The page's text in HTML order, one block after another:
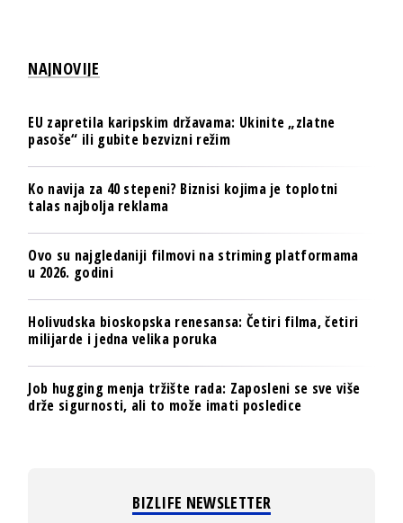
NAJNOVIJE
EU zapretila karipskim državama: Ukinite „zlatne
pasoše“ ili gubite bezvizni režim
Ko navija za 40 stepeni? Biznisi kojima je toplotni
talas najbolja reklama
Ovo su najgledaniji filmovi na striming platformama
u 2026. godini
Holivudska bioskopska renesansa: Četiri filma, četiri
milijarde i jedna velika poruka
Job hugging menja tržište rada: Zaposleni se sve više
drže sigurnosti, ali to može imati posledice
BIZLIFE NEWSLETTER